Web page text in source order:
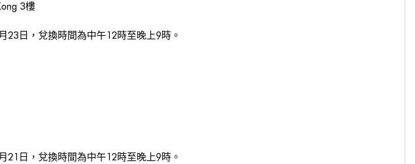
3樓
日，兌換時間為中午12時至晚上9時。
日，兌換時間為中午12時至晚上9時。